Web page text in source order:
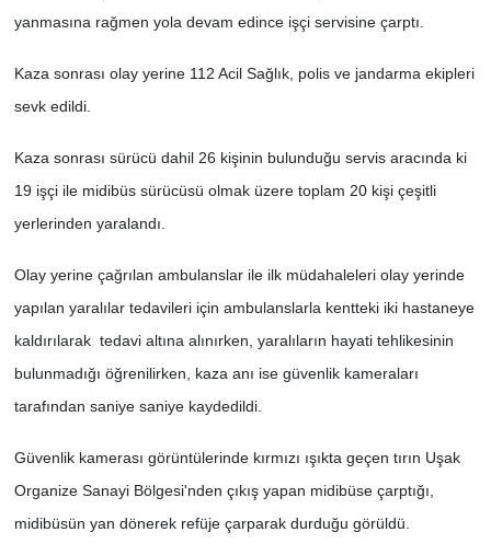
yanmasına rağmen yola devam edince işçi servisine çarptı.
Kaza sonrası olay yerine 112 Acil Sağlık, polis ve jandarma ekipleri
sevk edildi.
Kaza sonrası sürücü dahil 26 kişinin bulunduğu servis aracında ki
19 işçi ile midibüs sürücüsü olmak üzere toplam 20 kişi çeşitli
yerlerinden yaralandı.
Olay yerine çağrılan ambulanslar ile ilk müdahaleleri olay yerinde
yapılan yaralılar tedavileri için ambulanslarla kentteki iki hastaneye
kaldırılarak tedavi altına alınırken, yaralıların hayati tehlikesinin
bulunmadığı öğrenilirken, kaza anı ise güvenlik kameraları
tarafından saniye saniye kaydedildi.
Güvenlik kamerası görüntülerinde kırmızı ışıkta geçen tırın Uşak
Organize Sanayi Bölgesi'nden çıkış yapan midibüse çarptığı,
midibüsün yan dönerek refüje çarparak durduğu görüldü.
TEKNOLOJİ
VEFATLAR